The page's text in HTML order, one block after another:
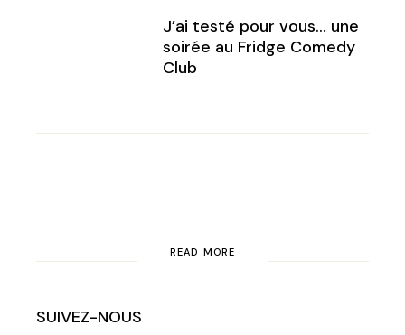
J’ai testé pour vous… une
soirée au Fridge Comedy
Club
READ MORE
SUIVEZ-NOUS